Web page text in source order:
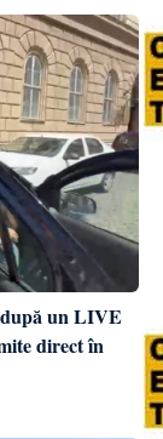
un LIVE
direct în